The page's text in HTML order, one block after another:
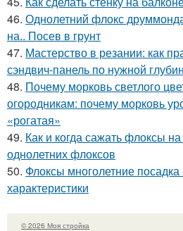
46. Однолетний флокс
на.. Посев в грунт
47. Мастерство в резании: как
сэндвич-панель по нужной
48. Почему морковь светлого
огородникам: почему морковь
«рогатая»
49. Как и когда сажать флоксы
однолетних флоксов
50. Флоксы многолетние
характеристики
© 2026 Моя стройка